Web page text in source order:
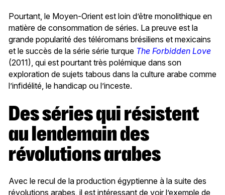
Pourtant, le Moyen-Orient est loin d’être monolithique en
matière de consommation de séries. La preuve est la
grande popularité des téléromans brésiliens et mexicains
et le succès de la série série turque The Forbidden Love
(2011), qui est pourtant très polémique dans son
exploration de sujets tabous dans la culture arabe comme
l’infidélité, le handicap ou l’inceste.
Des séries qui résistent
au lendemain des
révolutions arabes
Avec le recul de la production égyptienne à la suite des
révolutions arabes, il est intéressant de voir l’exemple de